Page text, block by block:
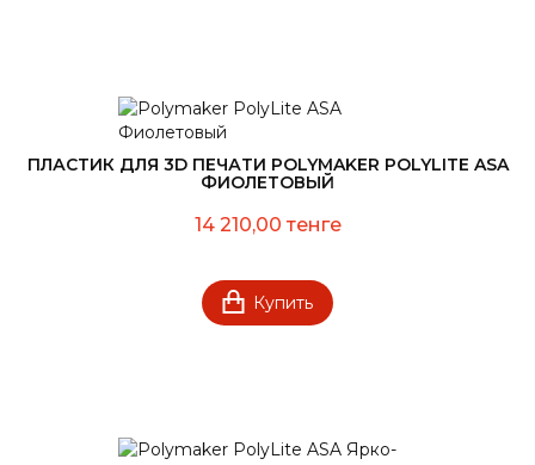
ПЛАСТИК ДЛЯ 3D ПЕЧАТИ POLYMAKER POLYLITE ASA
ФИОЛЕТОВЫЙ
14 210,00 тенге
Купить